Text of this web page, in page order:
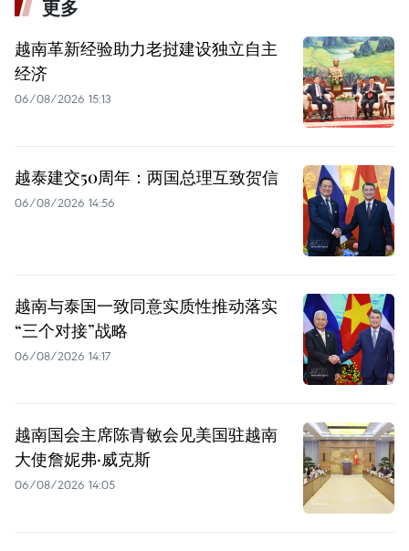
更多
越南革新经验助力老挝建设独立自主
经济
06/08/2026 15:13
越泰建交50周年：两国总理互致贺信
06/08/2026 14:56
越南与泰国一致同意实质性推动落实
“三个对接”战略
06/08/2026 14:17
越南国会主席陈青敏会见美国驻越南
大使詹妮弗·威克斯
06/08/2026 14:05